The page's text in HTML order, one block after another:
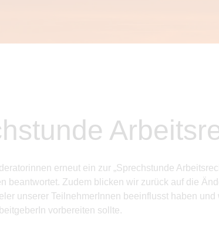
erneut ein zur „Sprechstunde
beantwortet. Zudem blicken wir zurück auf die
unserer Teilnehmer Innen beeinflusst haben
vorbereiten sollte.